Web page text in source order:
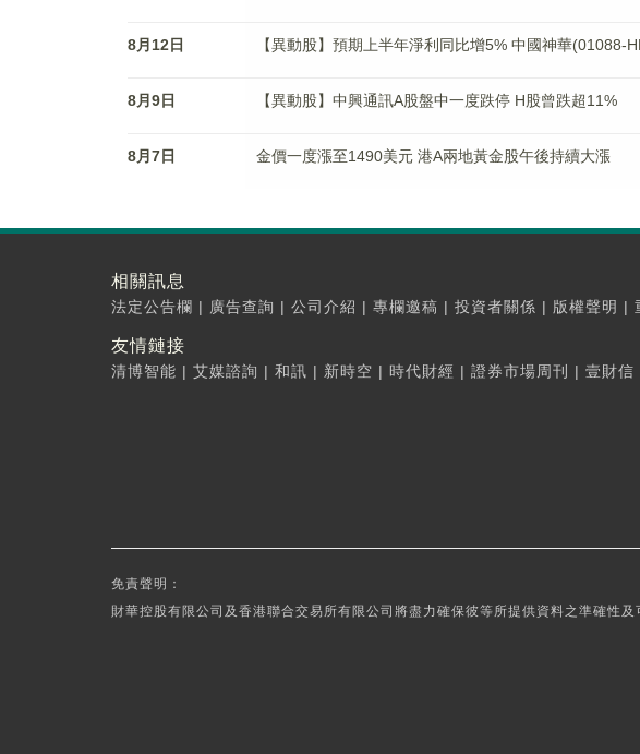
8月12日 【異動股】預期上半年淨利同比增5% 中國神華(01088-
8月9日 【異動股】中興通訊A股盤中一度跌停 H股曾跌超11%
8月7日 金價一度漲至1490美元 港A兩地黃金股午後持續大漲
相關訊息
法定公告欄 | 廣告查詢 | 公司介紹 | 專欄邀稿 | 投資者關係 | 版權聲明 |
友情鏈接
清博智能 | 艾媒諮詢 | 和訊 | 新時空 | 時代財經 | 證券市場周刊 | 壹財信
免責聲明：
財華控股有限公司及香港聯合交易所有限公司將盡力確保彼等所提供資料之準確性